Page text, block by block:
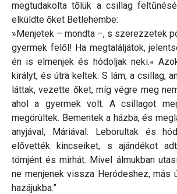
megtudakolta tőlük a csillag
elküldte őket Betlehembe:
»Menjetek – mondta –, s szerezzetek
gyermek felől! Ha megtaláljátok,
én is elmenjek és hódoljak neki.«
királyt, és útra keltek. S lám, a csillag,
láttak, vezette őket, míg végre meg
ahol a gyermek volt. A csillagot
megörültek. Bementek a házba, és
anyjával, Máriával. Leborultak és
elővették kincseiket, s ajándékot
tömjént és mirhát. Mivel álmukban
ne menjenek vissza Heródeshez, más
hazájukba.”